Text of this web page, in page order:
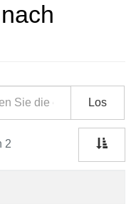
Los
2